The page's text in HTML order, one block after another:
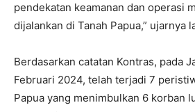
pendekatan keamanan dan operasi
dijalankan di Tanah Papua,” ujarnya
Berdasarkan catatan Kontras, pada
Februari 2024, telah terjadi 7
Papua yang menimbulkan 6 korban